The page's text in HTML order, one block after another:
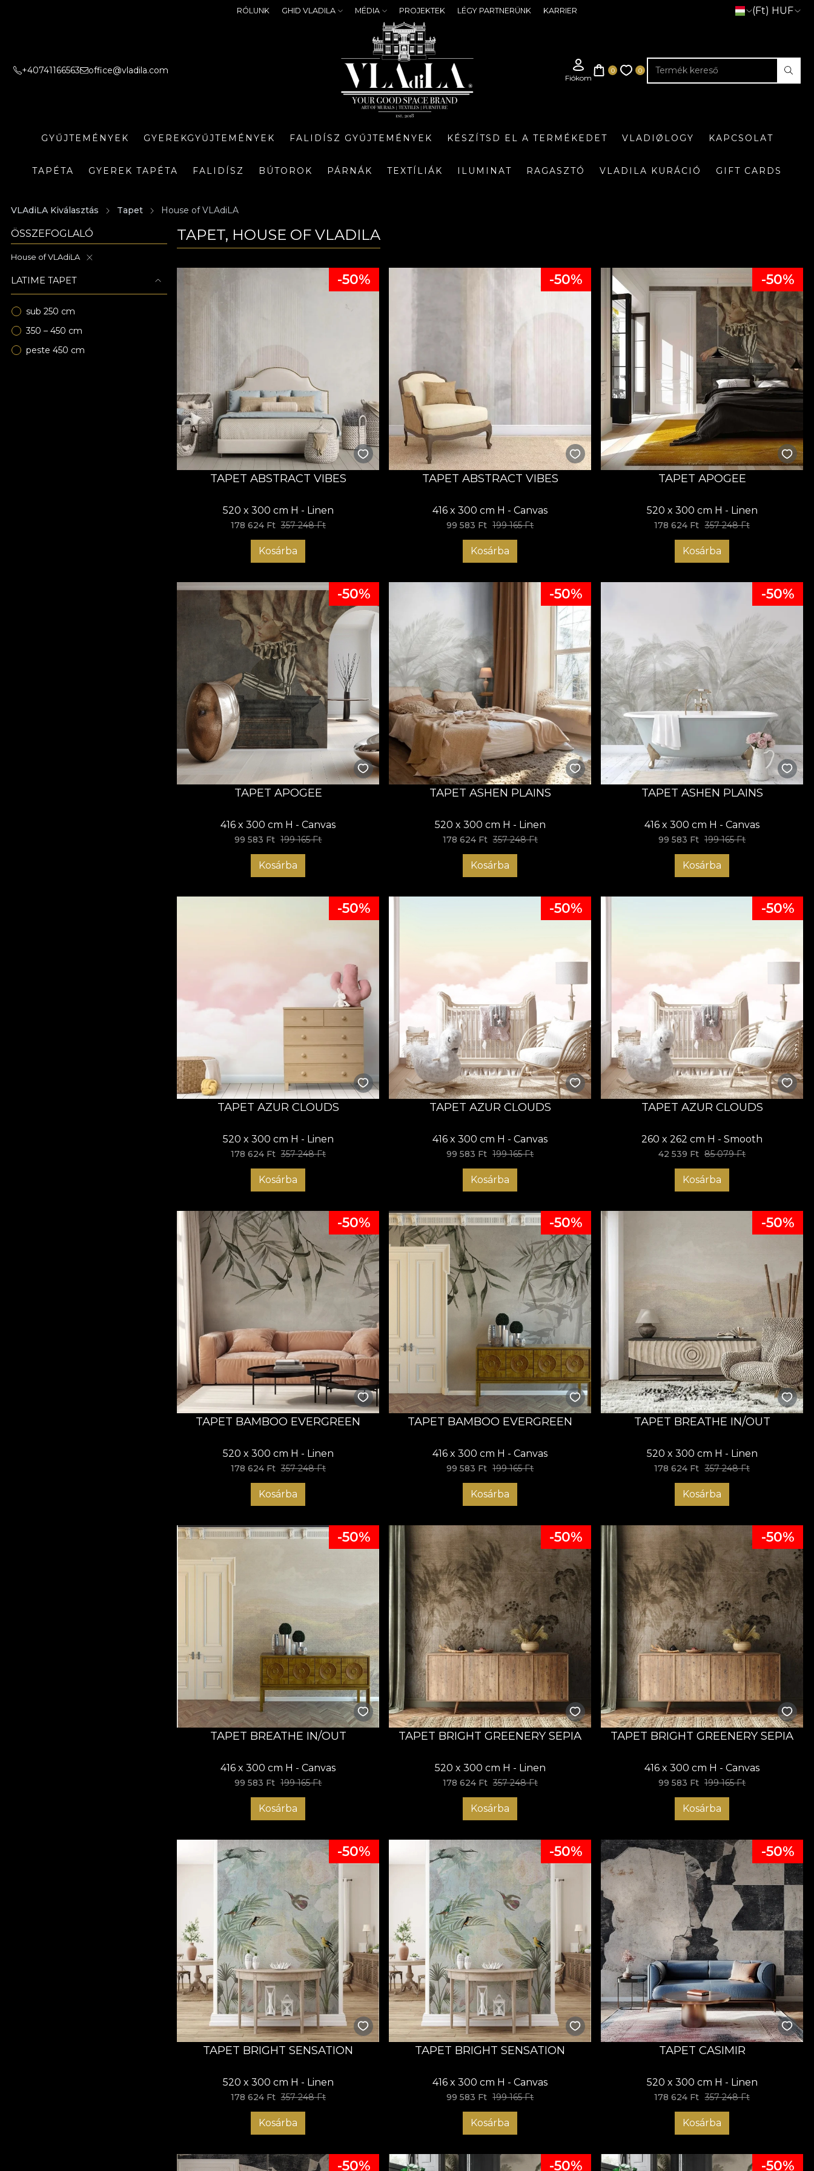
RÓLUNK GHID VLADILA MÉDIA PROJEKTEK LÉGY PARTNERÜNK KARRIER (Ft) HUF
+40741166563 office@vladila.com
GYŰJTEMÉNYEK GYEREKGYŰJTEMÉNYEK FALIDÍSZ GYŰJTEMÉNYEK KÉSZÍTSD EL A TERMÉKEDET VLADIØLOGY KAPCSOLAT
TAPÉTA GYEREK TAPÉTA FALIDÍSZ BÚTOROK PÁRNÁK TEXTÍLIÁK ILUMINAT RAGASZTÓ VLADILA KURÁCIÓ GIFT CARDS
VLAdiLA Kiválasztás Tapet House of VLAdiLA
ÖSSZEFOGLALÓ
House of VLAdiLA
LATIME TAPET
sub 250 cm
350 – 450 cm
peste 450 cm
TAPET, HOUSE OF VLADILA
-50%
TAPET ABSTRACT VIBES
520 x 300 cm H - Linen
178 624 Ft 357 248 Ft
Kosárba
-50%
TAPET ABSTRACT VIBES
416 x 300 cm H - Canvas
99 583 Ft 199 165 Ft
Kosárba
-50%
TAPET APOGEE
520 x 300 cm H - Linen
178 624 Ft 357 248 Ft
Kosárba
-50%
TAPET APOGEE
416 x 300 cm H - Canvas
99 583 Ft 199 165 Ft
Kosárba
-50%
TAPET ASHEN PLAINS
520 x 300 cm H - Linen
178 624 Ft 357 248 Ft
Kosárba
-50%
TAPET ASHEN PLAINS
416 x 300 cm H - Canvas
99 583 Ft 199 165 Ft
Kosárba
-50%
TAPET AZUR CLOUDS
520 x 300 cm H - Linen
178 624 Ft 357 248 Ft
Kosárba
-50%
TAPET AZUR CLOUDS
416 x 300 cm H - Canvas
99 583 Ft 199 165 Ft
Kosárba
-50%
TAPET AZUR CLOUDS
260 x 262 cm H - Smooth
42 539 Ft 85 079 Ft
Kosárba
-50%
TAPET BAMBOO EVERGREEN
520 x 300 cm H - Linen
178 624 Ft 357 248 Ft
Kosárba
-50%
TAPET BAMBOO EVERGREEN
416 x 300 cm H - Canvas
99 583 Ft 199 165 Ft
Kosárba
-50%
TAPET BREATHE IN/OUT
520 x 300 cm H - Linen
178 624 Ft 357 248 Ft
Kosárba
-50%
TAPET BREATHE IN/OUT
416 x 300 cm H - Canvas
99 583 Ft 199 165 Ft
Kosárba
-50%
TAPET BRIGHT GREENERY SEPIA
520 x 300 cm H - Linen
178 624 Ft 357 248 Ft
Kosárba
-50%
TAPET BRIGHT GREENERY SEPIA
416 x 300 cm H - Canvas
99 583 Ft 199 165 Ft
Kosárba
-50%
TAPET BRIGHT SENSATION
520 x 300 cm H - Linen
178 624 Ft 357 248 Ft
Kosárba
-50%
TAPET BRIGHT SENSATION
416 x 300 cm H - Canvas
99 583 Ft 199 165 Ft
Kosárba
-50%
TAPET CASIMIR
520 x 300 cm H - Linen
178 624 Ft 357 248 Ft
Kosárba
-50% -50% -50%